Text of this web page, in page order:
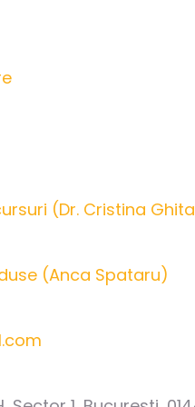
(Dr. Cristina
(Anca Spataru)